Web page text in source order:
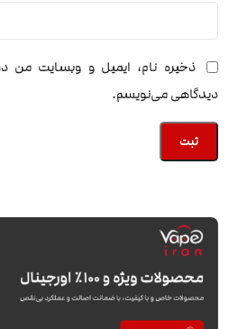
ذخیره نام، ایمیل و وبسایت من در
دیدگاهی می‌نویسم.